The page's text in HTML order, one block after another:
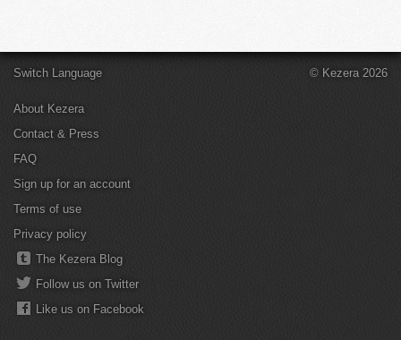
Switch Language
About Kezera
Contact & Press
FAQ
Sign up for an account
Terms of use
Privacy policy
The Kezera Blog
Follow us on Twitter
Like us on Facebook
© Kezera 2026